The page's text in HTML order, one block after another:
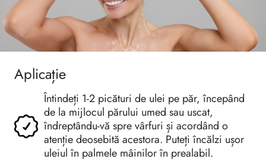
Aplicație
Întindeți 1-2 picături de ulei pe păr, începând
de la mijlocul părului umed sau uscat,
îndreptându-vă spre vârfuri și acordând o
atenție deosebită acestora. Puteți încălzi ușor
uleiul în palmele mâinilor în prealabil.